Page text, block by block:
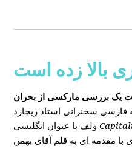
بالا زده است
یک بررسی مارکسی از بحران
فارسی سخنرانی استاد ریچارد
ولف با عنوان انگلیسی
با مقدمه ای به قلم آقای بهمن